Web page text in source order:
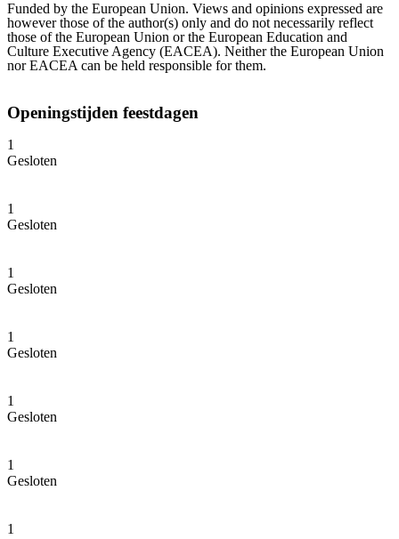
Funded by the European Union. Views and opinions expressed are
however those of the author(s) only and do not necessarily reflect
those of the European Union or the European Education and
Culture Executive Agency (EACEA). Neither the European Union
nor EACEA can be held responsible for them.
Openingstijden feestdagen
1
Gesloten
1
Gesloten
1
Gesloten
1
Gesloten
1
Gesloten
1
Gesloten
1